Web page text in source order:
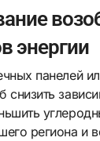
энергии
панелей
снизить
региона и